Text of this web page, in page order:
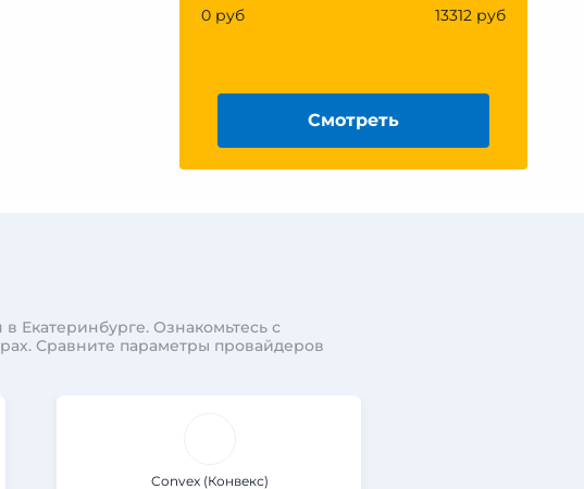
0 руб 13312 руб
Смотреть
Екатеринбурге. Ознакомьтесь с
Сравните параметры провайдеров
Convex (Конвекс)